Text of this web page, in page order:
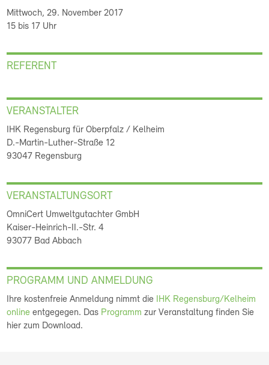
Mittwoch, 29. November 2017
15 bis 17 Uhr
REFERENT
VERANSTALTER
IHK Regensburg für Oberpfalz / Kelheim
D.-Martin-Luther-Straße 12
93047 Regensburg
VERANSTALTUNGSORT
OmniCert Umweltgutachter GmbH
Kaiser-Heinrich-II.-Str. 4
93077 Bad Abbach
PROGRAMM UND ANMELDUNG
Ihre kostenfreie Anmeldung nimmt die
IHK Regensburg/Kelheim
online entgegegen. Das Programm zur Veranstaltung finden Sie
hier zum Download.